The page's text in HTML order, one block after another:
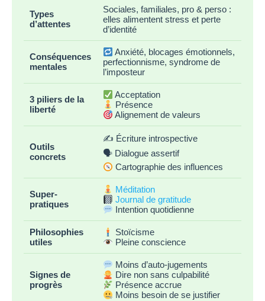
Types
d’attentes
Sociales, familiales, pro & perso :
elles alimentent stress et perte
d’identité
Conséquences
mentales
Anxiété, blocages émotionnels,
perfectionnisme, syndrome de
l’imposteur
3 piliers de la
liberté
Acceptation
Présence
Alignement de valeurs
Outils
concrets
✍️ Écriture introspective
🗣 Dialogue assertif
Cartographie des influences
Super-
pratiques
Méditation
Journal de gratitude
Intention quotidienne
Philosophies
utiles
Stoïcisme
Pleine conscience
Signes de
progrès
Moins d’auto-jugements
Dire non sans culpabilité
Présence accrue
Moins besoin de se justifier